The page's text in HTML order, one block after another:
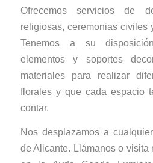
Ofrecemos servicios de
religiosas, ceremonias civiles
Tenemos a su
elementos y soportes
materiales para realizar
florales y que cada espacio
contar.
Nos desplazamos a
de Alicante. Llámanos o visita